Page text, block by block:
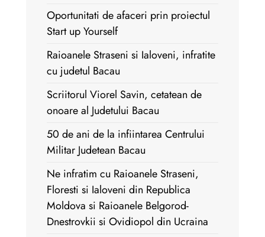
Oportunitati de afaceri prin proiectul
Start up Yourself
Raioanele Straseni si Ialoveni, infratite
cu judetul Bacau
Scriitorul Viorel Savin, cetatean de
onoare al Judetului Bacau
50 de ani de la infiintarea Centrului
Militar Judetean Bacau
Ne infratim cu Raioanele Straseni,
Floresti si Ialoveni din Republica
Moldova si Raioanele Belgorod-
Dnestrovkii si Ovidiopol din Ucraina